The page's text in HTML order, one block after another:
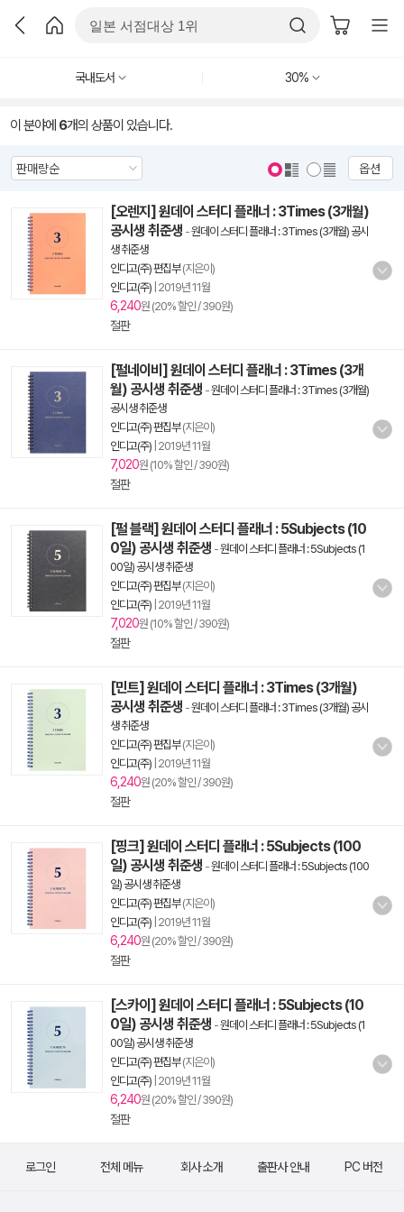
국내도서 30%
이 분야에 6개의 상품이 있습니다.
옵션
[오렌지] 원데이 스터디 플래너 : 3Times (3개월)
공시생 취준생 -원데이 스터디 플래너 : 3Times (3개월) 공시
생 취준생
인디고(주) 편집부(지은이)
인디고(주) 2019년 11월
6,240원 (20% 할인 / 390원)
절판
[펄네이비] 원데이 스터디 플래너 : 3Times (3개
월) 공시생 취준생 -원데이 스터디 플래너 : 3Times (3개월)
공시생 취준생
인디고(주) 편집부(지은이)
인디고(주) 2019년 11월
7,020원 (10% 할인 / 390원)
절판
[펄 블랙] 원데이 스터디 플래너 : 5Subjects (10
0일) 공시생 취준생 -원데이 스터디 플래너 : 5Subjects (1
00일) 공시생 취준생
인디고(주) 편집부(지은이)
인디고(주) 2019년 11월
7,020원 (10% 할인 / 390원)
절판
[민트] 원데이 스터디 플래너 : 3Times (3개월)
공시생 취준생 -원데이 스터디 플래너 : 3Times (3개월) 공시
생 취준생
인디고(주) 편집부(지은이)
인디고(주) 2019년 11월
6,240원 (20% 할인 / 390원)
절판
[핑크] 원데이 스터디 플래너 : 5Subjects (100
일) 공시생 취준생 -원데이 스터디 플래너 : 5Subjects (100
일) 공시생 취준생
인디고(주) 편집부(지은이)
인디고(주) 2019년 11월
6,240원 (20% 할인 / 390원)
절판
[스카이] 원데이 스터디 플래너 : 5Subjects (10
0일) 공시생 취준생 -원데이 스터디 플래너 : 5Subjects (1
00일) 공시생 취준생
인디고(주) 편집부(지은이)
인디고(주) 2019년 11월
6,240원 (20% 할인 / 390원)
절판
로그인 전체 메뉴 회사 소개 출판사 안내 PC 버전